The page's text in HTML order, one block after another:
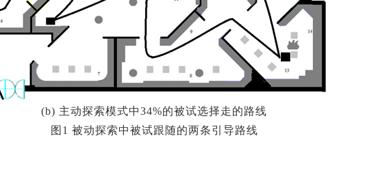
(b) 主动探索模式中34%的被试选择走的路线
图1 被动探索中被试跟随的两条引导路线